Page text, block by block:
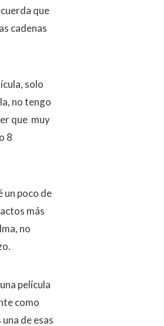
que
cadenas
solo
no tengo
que muy
8
un poco de
más
no
película
como
de esas